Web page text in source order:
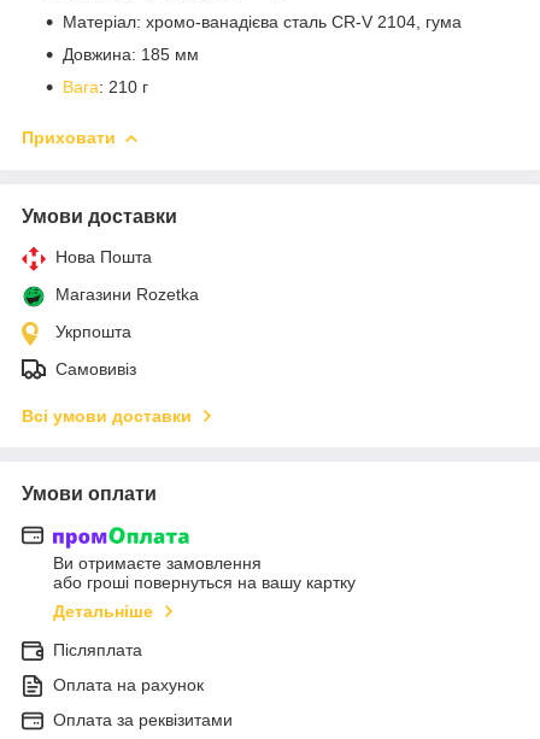
Матеріал: хромо-ванадієва сталь CR-V 2104, гума
Довжина: 185 мм
Вага: 210 г
Приховати
Умови доставки
Нова Пошта
Магазини Rozetka
Укрпошта
Самовивіз
Всі умови доставки
Умови оплати
Ви отримаєте замовлення
або гроші повернуться на вашу картку
Детальніше
Післяплата
Оплата на рахунок
Оплата за реквізитами